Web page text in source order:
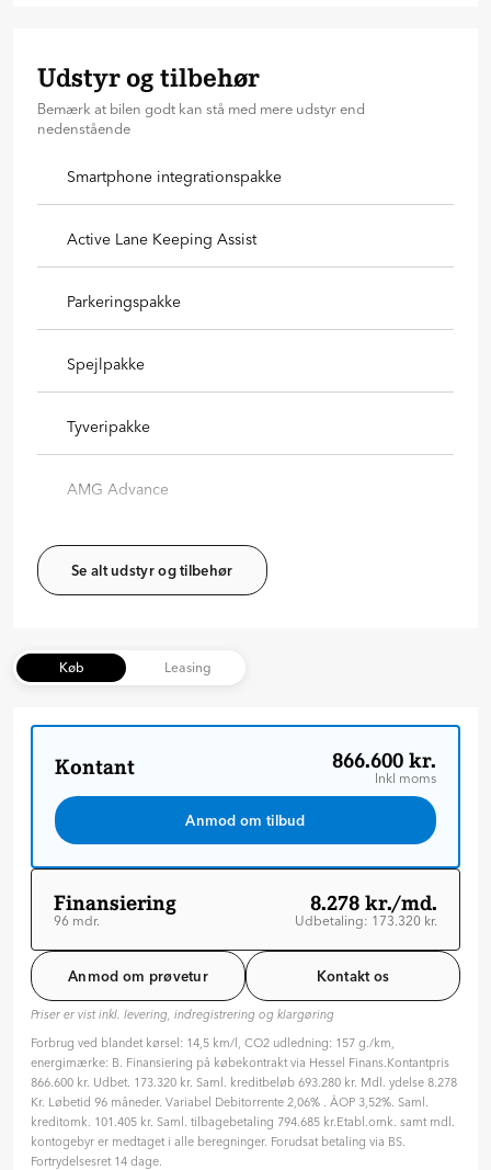
Udstyr og tilbehør
Bemærk at bilen godt kan stå med mere udstyr end
nedenstående
Smartphone integrationspakke
Active Lane Keeping Assist
Parkeringspakke
Spejlpakke
Tyveripakke
AMG Advance
Se alt udstyr og tilbehør
Køb Leasing
Kontant 866.600 kr.
Inkl moms
Anmod om tilbud
Finansiering
96 mdr.
8.278 kr./md.
Udbetaling: 173.320 kr.
Tilpas din aftale
Hvilken type rente ønsker du?
Variabel
Fast
Hvor længe skal finansieringen løbe? (måneder)
96 mdr. ( 8 år )
Anmod om prøvetur Kontakt os
Priser er vist inkl. levering, indregistrering og klargøring
Forbrug ved blandet kørsel: 14,5 km/l, CO2 udledning: 157 g./km,
energimærke: B. Finansiering på købekontrakt via Hessel Finans.Kontantpris
866.600 kr. Udbet. 173.320 kr. Saml. kreditbeløb 693.280 kr. Mdl. ydelse 8.278
Kr. Løbetid 96 måneder. Variabel Debitorrente 2,06% . ÅOP 3,52%. Saml.
kreditomk. 101.405 kr. Saml. tilbagebetaling 794.685 kr.Etabl.omk. samt mdl.
kontogebyr er medtaget i alle beregninger. Forudsat betaling via BS.
Fortrydelsesret 14 dage.